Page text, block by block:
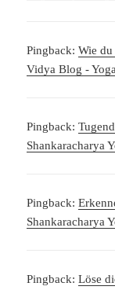
Pingback:Wie
Vidya Blog -
Pingback:
Shankaracharya
Pingback:
Shankaracharya
Pingback:Löse